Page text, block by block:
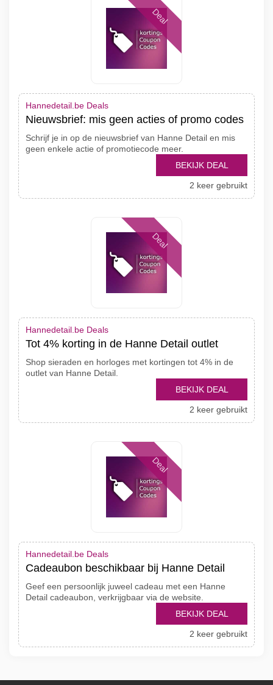
Deal
Hannedetail.be Deals
Nieuwsbrief: mis geen acties of promo codes
Schrijf je in op de nieuwsbrief van Hanne Detail en mis
geen enkele actie of promotiecode meer.
BEKIJK DEAL
2 keer gebruikt
Deal
Hannedetail.be Deals
Tot 4% korting in de Hanne Detail outlet
Shop sieraden en horloges met kortingen tot 4% in de
outlet van Hanne Detail.
BEKIJK DEAL
2 keer gebruikt
Deal
Hannedetail.be Deals
Cadeaubon beschikbaar bij Hanne Detail
Geef een persoonlijk juweel cadeau met een Hanne
Detail cadeaubon, verkrijgbaar via de website.
BEKIJK DEAL
2 keer gebruikt